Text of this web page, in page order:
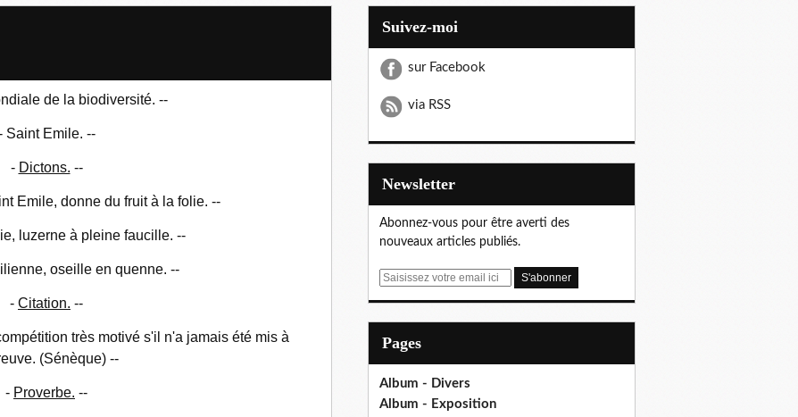
de la biodiversité. --
Saint Emile. --
- Dictons. --
Emile, donne du fruit à la folie. --
luzerne à pleine faucille. --
oseille en quenne. --
- Citation. --
très motivé s'il n'a jamais été mis à
(Sénèque) --
- Proverbe. --
Suivez-moi
sur Facebook
via RSS
Newsletter
Abonnez-vous pour être averti des
nouveaux articles publiés.
E
Pages
Album - Divers
Album - Exposition